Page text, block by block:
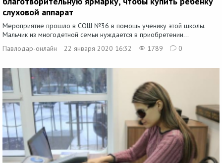
слуховой аппарат
Мероприятие прошло в СОШ №36 в помощь ученику этой школы.
Мальчик из многодетной семьи нуждается в приобретении...
Павлодар-онлайн
22 января 2020 16:32 1789 0